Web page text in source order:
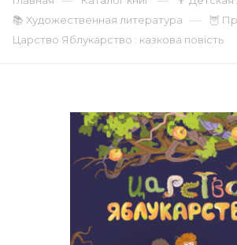
📚 Художественная литература — 🦉
Царство Яблукарство : казкова повість